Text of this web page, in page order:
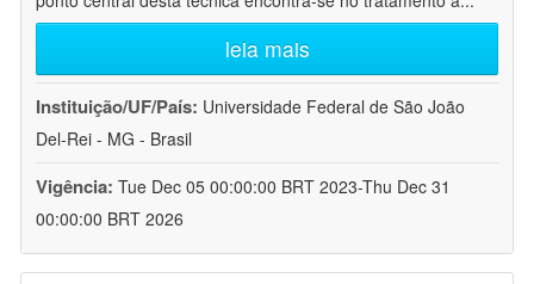
leia mais
Instituição/UF/País: Universidade Federal de São João
Del-Rei - MG - Brasil
Vigência: Tue Dec 05 00:00:00 BRT 2023-Thu Dec 31
00:00:00 BRT 2026